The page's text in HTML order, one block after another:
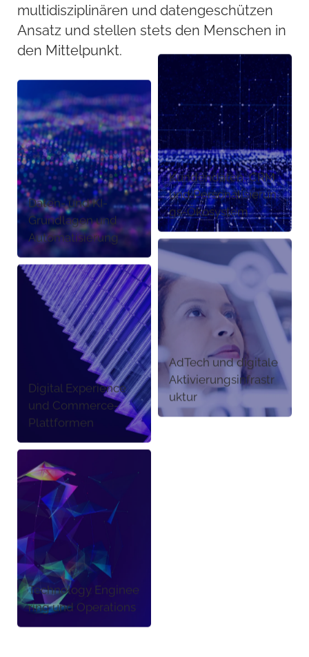
multidisziplinären und datengeschützen
Ansatz und stellen stets den Menschen in
den Mittelpunkt.
Daten- und KI-
Grundlagen und
Automatisierung
Kundendaten, CRM
und Personalisierun
gs-Ökosystem
Digital Experience
und Commerce-
Plattformen
AdTech und digitale
Aktivierungsinfrastr
uktur
Technology Enginee
ring und Operations